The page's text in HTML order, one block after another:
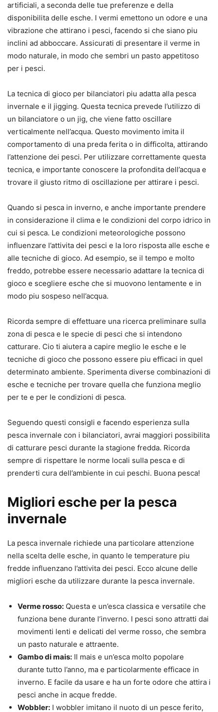
artificiali, a seconda delle tue preferenze e della
disponibilita delle esche. I vermi emettono un odore e una
vibrazione che attirano i pesci, facendo si che siano piu
inclini ad abboccare. Assicurati di presentare il verme in
modo naturale, in modo che sembri un pasto appetitoso
per i pesci.
La tecnica di gioco per bilanciatori piu adatta alla pesca
invernale e il jigging. Questa tecnica prevede l’utilizzo di
un bilanciatore o un jig, che viene fatto oscillare
verticalmente nell’acqua. Questo movimento imita il
comportamento di una preda ferita o in difficolta, attirando
l’attenzione dei pesci. Per utilizzare correttamente questa
tecnica, e importante conoscere la profondita dell’acqua e
trovare il giusto ritmo di oscillazione per attirare i pesci.
Quando si pesca in inverno, e anche importante prendere
in considerazione il clima e le condizioni del corpo idrico in
cui si pesca. Le condizioni meteorologiche possono
influenzare l’attivita dei pesci e la loro risposta alle esche e
alle tecniche di gioco. Ad esempio, se il tempo e molto
freddo, potrebbe essere necessario adattare la tecnica di
gioco e scegliere esche che si muovono lentamente e in
modo piu sospeso nell’acqua.
Ricorda sempre di effettuare una ricerca preliminare sulla
zona di pesca e le specie di pesci che si intendono
catturare. Cio ti aiutera a capire meglio le esche e le
tecniche di gioco che possono essere piu efficaci in quel
determinato ambiente. Sperimenta diverse combinazioni di
esche e tecniche per trovare quella che funziona meglio
per te e per le condizioni di pesca.
Seguendo questi consigli e facendo esperienza sulla
pesca invernale con i bilanciatori, avrai maggiori possibilita
di catturare pesci durante la stagione fredda. Ricorda
sempre di rispettare le norme locali sulla pesca e di
prenderti cura dell’ambiente in cui peschi. Buona pesca!
Migliori esche per la pesca
invernale
La pesca invernale richiede una particolare attenzione
nella scelta delle esche, in quanto le temperature piu
fredde influenzano l’attivita dei pesci. Ecco alcune delle
migliori esche da utilizzare durante la pesca invernale.
Verme rosso: Questa e un’esca classica e versatile che
funziona bene durante l’inverno. I pesci sono attratti dai
movimenti lenti e delicati del verme rosso, che sembra
un pasto naturale e attraente.
Gambo di mais: Il mais e un’esca molto popolare
durante tutto l’anno, ma e particolarmente efficace in
inverno. E facile da usare e ha un forte odore che attira i
pesci anche in acque fredde.
Wobbler: I wobbler imitano il nuoto di un pesce ferito,